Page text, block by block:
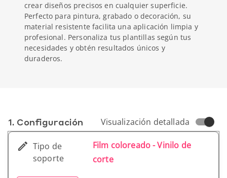
crear diseños precisos en cualquier superficie.
Perfecto para pintura, grabado o decoración, su
material resistente facilita una aplicación limpia y
profesional. Personaliza tus plantillas según tus
necesidades y obtén resultados únicos y
duraderos.
1. Conf­iguración Visualización detallada
Tipo de
soporte
Film coloreado - Vinilo de
corte